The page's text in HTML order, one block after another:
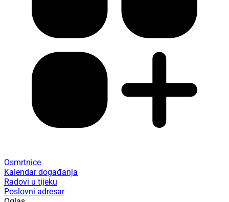
Osmrtnice
Kalendar događanja
Radovi u tijeku
Poslovni adresar